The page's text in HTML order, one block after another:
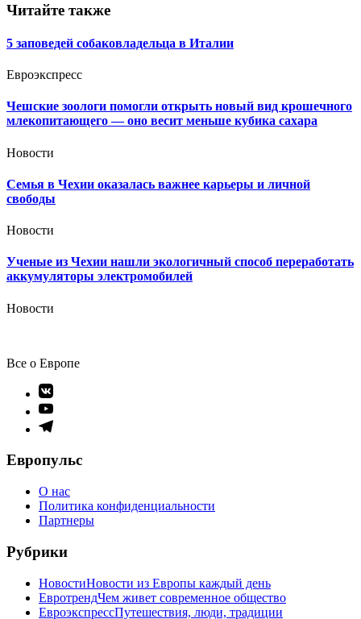
Читайте также
5 заповедей собаковладельца в Италии
Евроэкспресс
Чешские зоологи помогли открыть новый вид крошечного
млекопитающего — оно весит меньше кубика сахара
Новости
Семья в Чехии оказалась важнее карьеры и личной
свободы
Новости
Ученые из Чехии нашли экологичный способ переработать
аккумуляторы электромобилей
Новости
Все о Европе
Элемент
меню
Элемент
меню
Элемент
Европульс
О нас
Политика конфиденциальности
Партнеры
Рубрики
НовостиНовости из Европы каждый день
ЕвротрендЧем живет современное общество
ЕвроэкспрессПутешествия, люди, традиции